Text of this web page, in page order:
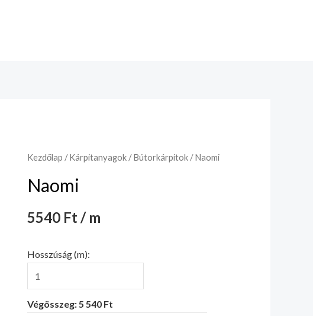
Kezdőlap /Kárpitanyagok/Bútorkárpitok/ Naomi
Naomi
5540 Ft / m
Hosszúság (m):
Végösszeg: 5 540 Ft